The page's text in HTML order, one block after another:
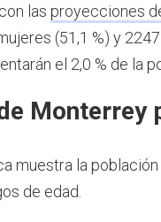
las proyecciones
(51,1 %) y
el 2,0 % de la
Monterrey
muestra la
de edad.